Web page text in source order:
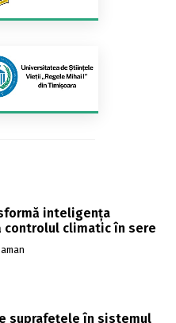
inteligența
controlul climatic în sere
suprafețele în sistemul